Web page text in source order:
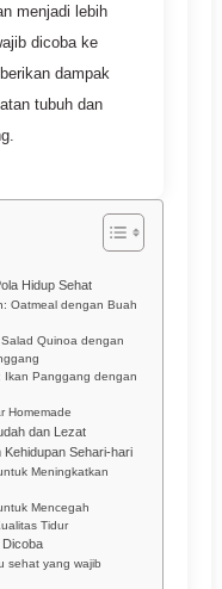
menjadi lebih
dicoba ke
dampak
tubuh dan
Hidup Sehat
Oatmeal dengan Buah
Quinoa dengan
Ikan Panggang dengan
Homemade
dan Lezat
Kehidupan Sehari-hari
Meningkatkan
Mencegah
Tidur
sehat yang wajib